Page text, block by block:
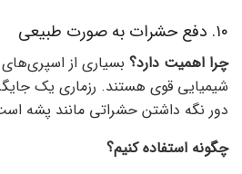
۱۰. دفع حشرات به صورت طبیعی
چرا اهمیت دارد؟ بسیاری از
شیمیایی قوی هستند. رزماری یک
دور نگه داشتن حشراتی مانند پشه
چگونه استفاده کنیم؟